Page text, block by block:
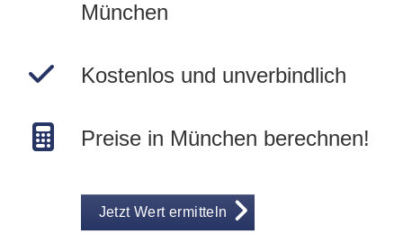
München
Kostenlos und unverbindlich
Preise in München berechnen!
Jetzt Wert ermitteln